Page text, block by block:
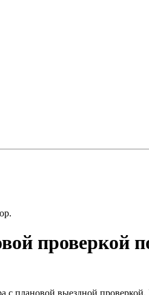
проверкой
плановой выездной